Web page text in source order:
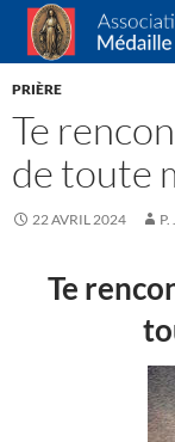
Association de
Recherche
ALLER
PRIÈRE
Te
de toute
22 AVRIL 2024
Te